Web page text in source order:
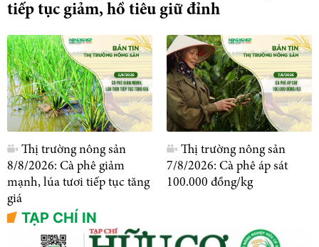
tiếp tục giảm, hồ tiêu giữ đỉnh
Thị trường nông sản
8/8/2026: Cà phê giảm
mạnh, lúa tươi tiếp tục tăng
giá
Thị trường nông sản
7/8/2026: Cà phê áp sát
100.000 đồng/kg
TẠP CHÍ IN